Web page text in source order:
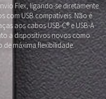
Flex, ligando-se diretamente
com USB compatíveis. Não é
aos cabos USB-C® e USB-A
a dispositivos novos como
de máxima flexibilidade.